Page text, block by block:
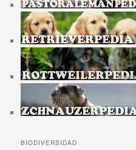
BIODIVERSIDAD